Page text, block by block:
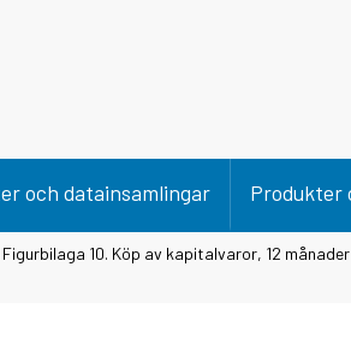
och datainsamlingar Produkter
Figurbilaga 10. Köp av kapitalvaror, 12